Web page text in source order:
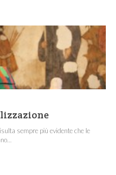
sempre più evidente che le